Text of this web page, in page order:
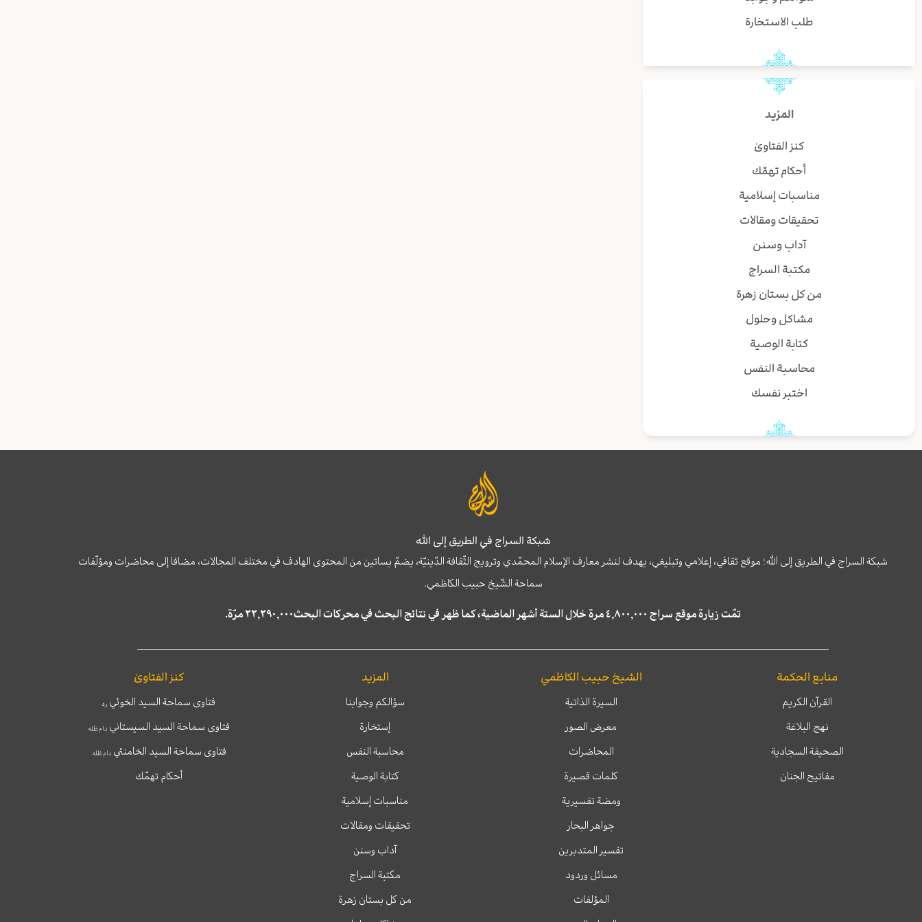
طلب الاستخارة
المزيد
كنز الفتاوىٰ
أحكام تهمّك
مناسبات إسلامية
تحقيقات ومقالات
آداب وسنن
مكتبة السراج
من كل بستان زهرة
مشاكل وحلول
كتابة الوصية
محاسبة النفس
اختبر نفسك
شبكة السراج في الطريق إلى الله
شبكة السراج في الطريق إلى الله؛ موقع ثقافي، إعلامي وتبليغي، يهدف لنشر معارف الإسلام المحمّدي وترويج الثّقافة الدّينيّة، يضمّ بساتين من المحتوى الهادف في مختلف المجالات، مضافا إلى محاضرات ومؤلّفات
سماحة الشّيخ حبيب الكاظمي.
تمّت زيارة موقع سراج ٤,٨٠٠,٠٠٠ مرة خلال الستة أشهر الماضية، كما ظهر في نتائج البحث في محركات البحث٢٢,٢٩٠,٠٠٠ مرّة.
منابع الحكمة
القرآن الكريم
نهج البلاغة
الصحيفة السجادية
مفاتيح الجنان
الشيخ حبيب الكاظمي
السيرة الذاتية
معرض الصور
المحاضرات
كلمات قصيرة
ومضة تفسيرية
جواهر البحار
تفسير المتدبرين
مسائل وردود
المؤلفات
المزيد
سؤالكم وجوابنا
إستخارة
محاسبة النفس
كتابة الوصية
مناسبات إسلامية
تحقيقات ومقالات
آداب وسنن
مكتبة السراج
من كل بستان زهرة
كنز الفتاوىٰ
فتاوى سماحة السيد الخوئي ره
فتاوى سماحة السيد السيستاني دام ظله
فتاوى سماحة السيد الخامنئيدام ظله
أحكام تهمّك